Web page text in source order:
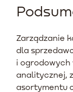
Zarządzanie
dla
i ogrodowych
analitycznej,
asortymentu